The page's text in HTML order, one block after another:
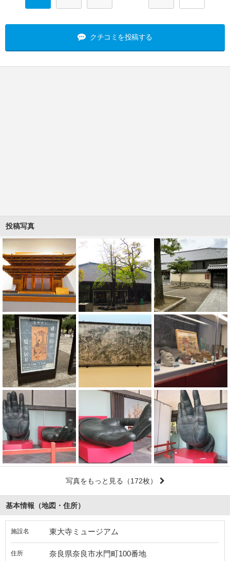
クチコミを投稿する
投稿写真
写真をもっと見る （172枚）
基本情報（地図・住所）
施設名 東大寺ミュージアム
住所 奈良県奈良市水門町100番地